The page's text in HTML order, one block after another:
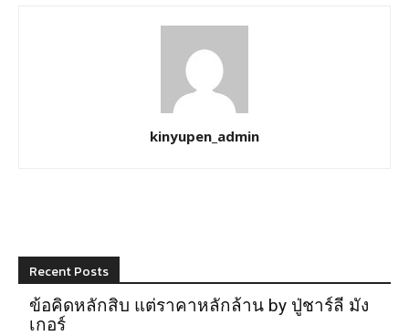
kinyupen_admin
Recent Posts
ข้อคิดหลักสิบ แต่ราคาหลักล้าน by ปู่ชาร์ลี มัง
เกอร์